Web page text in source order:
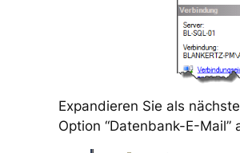
Expandieren Sie als
Option “Datenbank-E-